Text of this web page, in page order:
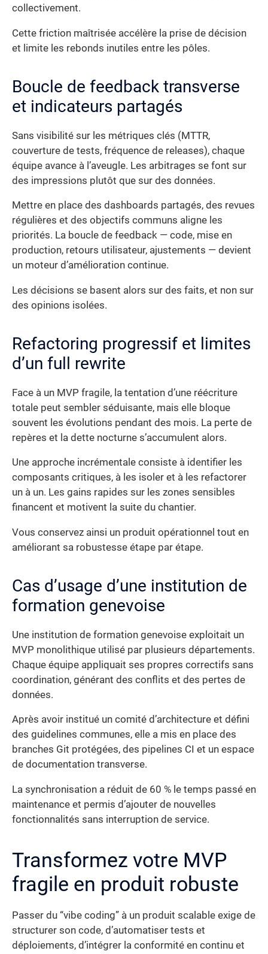
collectivement.
Cette friction maîtrisée accélère la prise de décision
et limite les rebonds inutiles entre les pôles.
Boucle de feedback transverse
et indicateurs partagés
Sans visibilité sur les métriques clés (MTTR,
couverture de tests, fréquence de releases), chaque
équipe avance à l’aveugle. Les arbitrages se font sur
des impressions plutôt que sur des données.
Mettre en place des dashboards partagés, des revues
régulières et des objectifs communs aligne les
priorités. La boucle de feedback — code, mise en
production, retours utilisateur, ajustements — devient
un moteur d’amélioration continue.
Les décisions se basent alors sur des faits, et non sur
des opinions isolées.
Refactoring progressif et limites
d’un full rewrite
Face à un MVP fragile, la tentation d’une réécriture
totale peut sembler séduisante, mais elle bloque
souvent les évolutions pendant des mois. La perte de
repères et la dette nocturne s’accumulent alors.
Une approche incrémentale consiste à identifier les
composants critiques, à les isoler et à les refactorer
un à un. Les gains rapides sur les zones sensibles
financent et motivent la suite du chantier.
Vous conservez ainsi un produit opérationnel tout en
améliorant sa robustesse étape par étape.
Cas d’usage d’une institution de
formation genevoise
Une institution de formation genevoise exploitait un
MVP monolithique utilisé par plusieurs départements.
Chaque équipe appliquait ses propres correctifs sans
coordination, générant des conflits et des pertes de
données.
Après avoir institué un comité d’architecture et défini
des guidelines communes, elle a mis en place des
branches Git protégées, des pipelines CI et un espace
de documentation transverse.
La synchronisation a réduit de 60 % le temps passé en
maintenance et permis d’ajouter de nouvelles
fonctionnalités sans interruption de service.
Transformez votre MVP
fragile en produit robuste
Passer du “vibe coding” à un produit scalable exige de
structurer son code, d’automatiser tests et
déploiements, d’intégrer la conformité en continu et